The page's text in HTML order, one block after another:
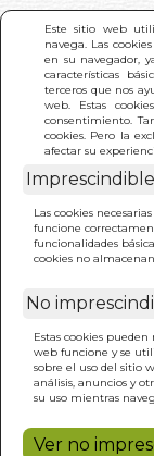
Este sitio web
navega. Las
en su navegador,
características
terceros que nos
web. Estas
consentimiento.
cookies. Pero la
afectar su
Las cookies
funcione
funcionalidades
cookies no
No
Estas cookies
web funcione y se
sobre el uso del sitio
análisis, anuncios y
su uso mientras
Ver no
INICIO >